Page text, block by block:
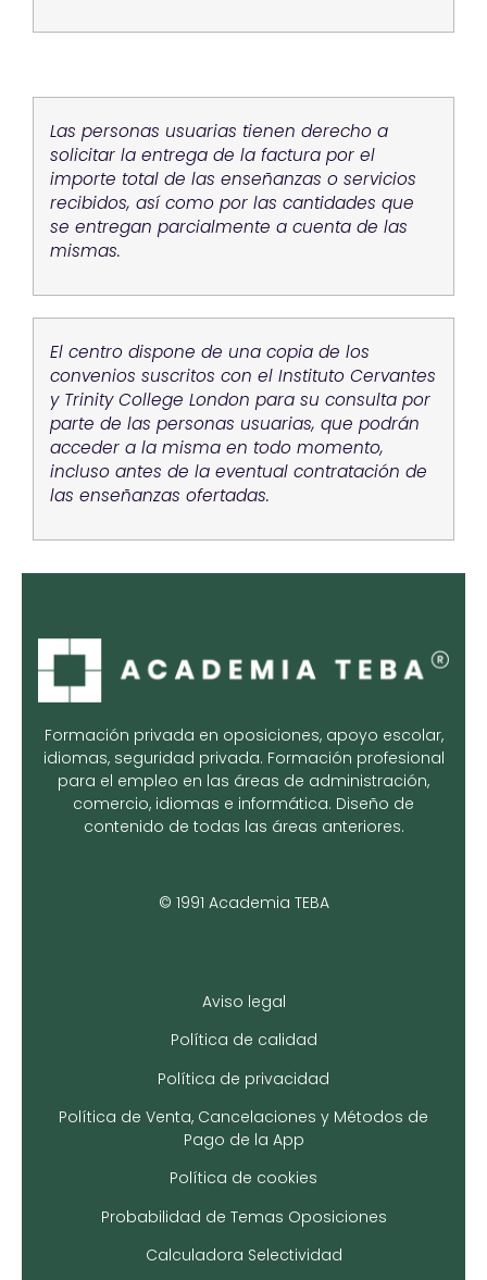
Las personas usuarias tienen derecho a
solicitar la entrega de la factura por el
importe total de las enseñanzas o servicios
recibidos, así como por las cantidades que
se entregan parcialmente a cuenta de las
mismas.
El centro dispone de una copia de los
convenios suscritos con el Instituto Cervantes
y Trinity College London para su consulta por
parte de las personas usuarias, que podrán
acceder a la misma en todo momento,
incluso antes de la eventual contratación de
las enseñanzas ofertadas.
Formación privada en oposiciones, apoyo escolar,
idiomas, seguridad privada. Formación profesional
para el empleo en las áreas de administración,
comercio, idiomas e informática. Diseño de
contenido de todas las áreas anteriores.
© 1991 Academia TEBA
Aviso legal
Política de calidad
Política de privacidad
Política de Venta, Cancelaciones y Métodos de
Pago de la App
Política de cookies
Probabilidad de Temas Oposiciones
Calculadora Selectividad